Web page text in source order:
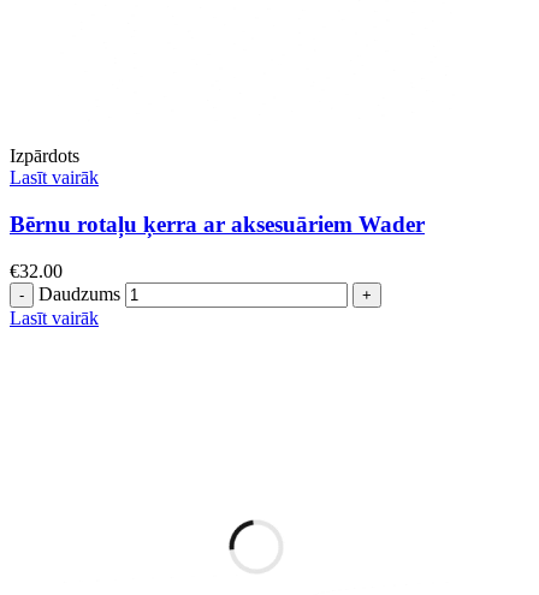
Izpārdots
Lasīt vairāk
Bērnu rotaļu ķerra ar aksesuāriem Wader
€32.00
Daudzums
Lasīt vairāk